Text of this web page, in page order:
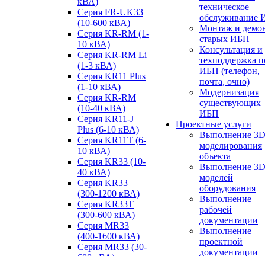
Серия FR-UK33
(10-600 кВА)
Серия KR-RM (1-
10 кВА)
Серия KR-RM Li
(1-3 кВА)
Серия KR11 Plus
(1-10 кВА)
Серия KR-RM
(10-40 кВА)
Серия KR11-J
Plus (6-10 кВА)
Серия KR11T (6-
10 кВА)
Серия KR33 (10-
40 кВА)
Серия KR33
(300-1200 кВА)
Серия KR33T
(300-600 кВА)
Серия MR33
(400-1600 кВА)
Серия MR33 (30-
техническое
обслуживание
Монтаж и
старых ИБП
Консультация и
техподдержка
ИБП (телефон,
почта, очно)
Модернизация
существующих
ИБП
Проектные услуги
Выполнение 3D
моделирования
объекта
Выполнение 3D
моделей
оборудования
Выполнение
рабочей
документации
Выполнение
проектной
документации